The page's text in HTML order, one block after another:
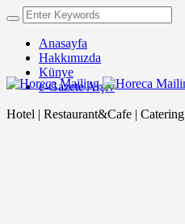
Anasayfa
Hakkımızda
Künye
e-Gazete Arşiv
Hotel | Restaurant&Cafe | Catering